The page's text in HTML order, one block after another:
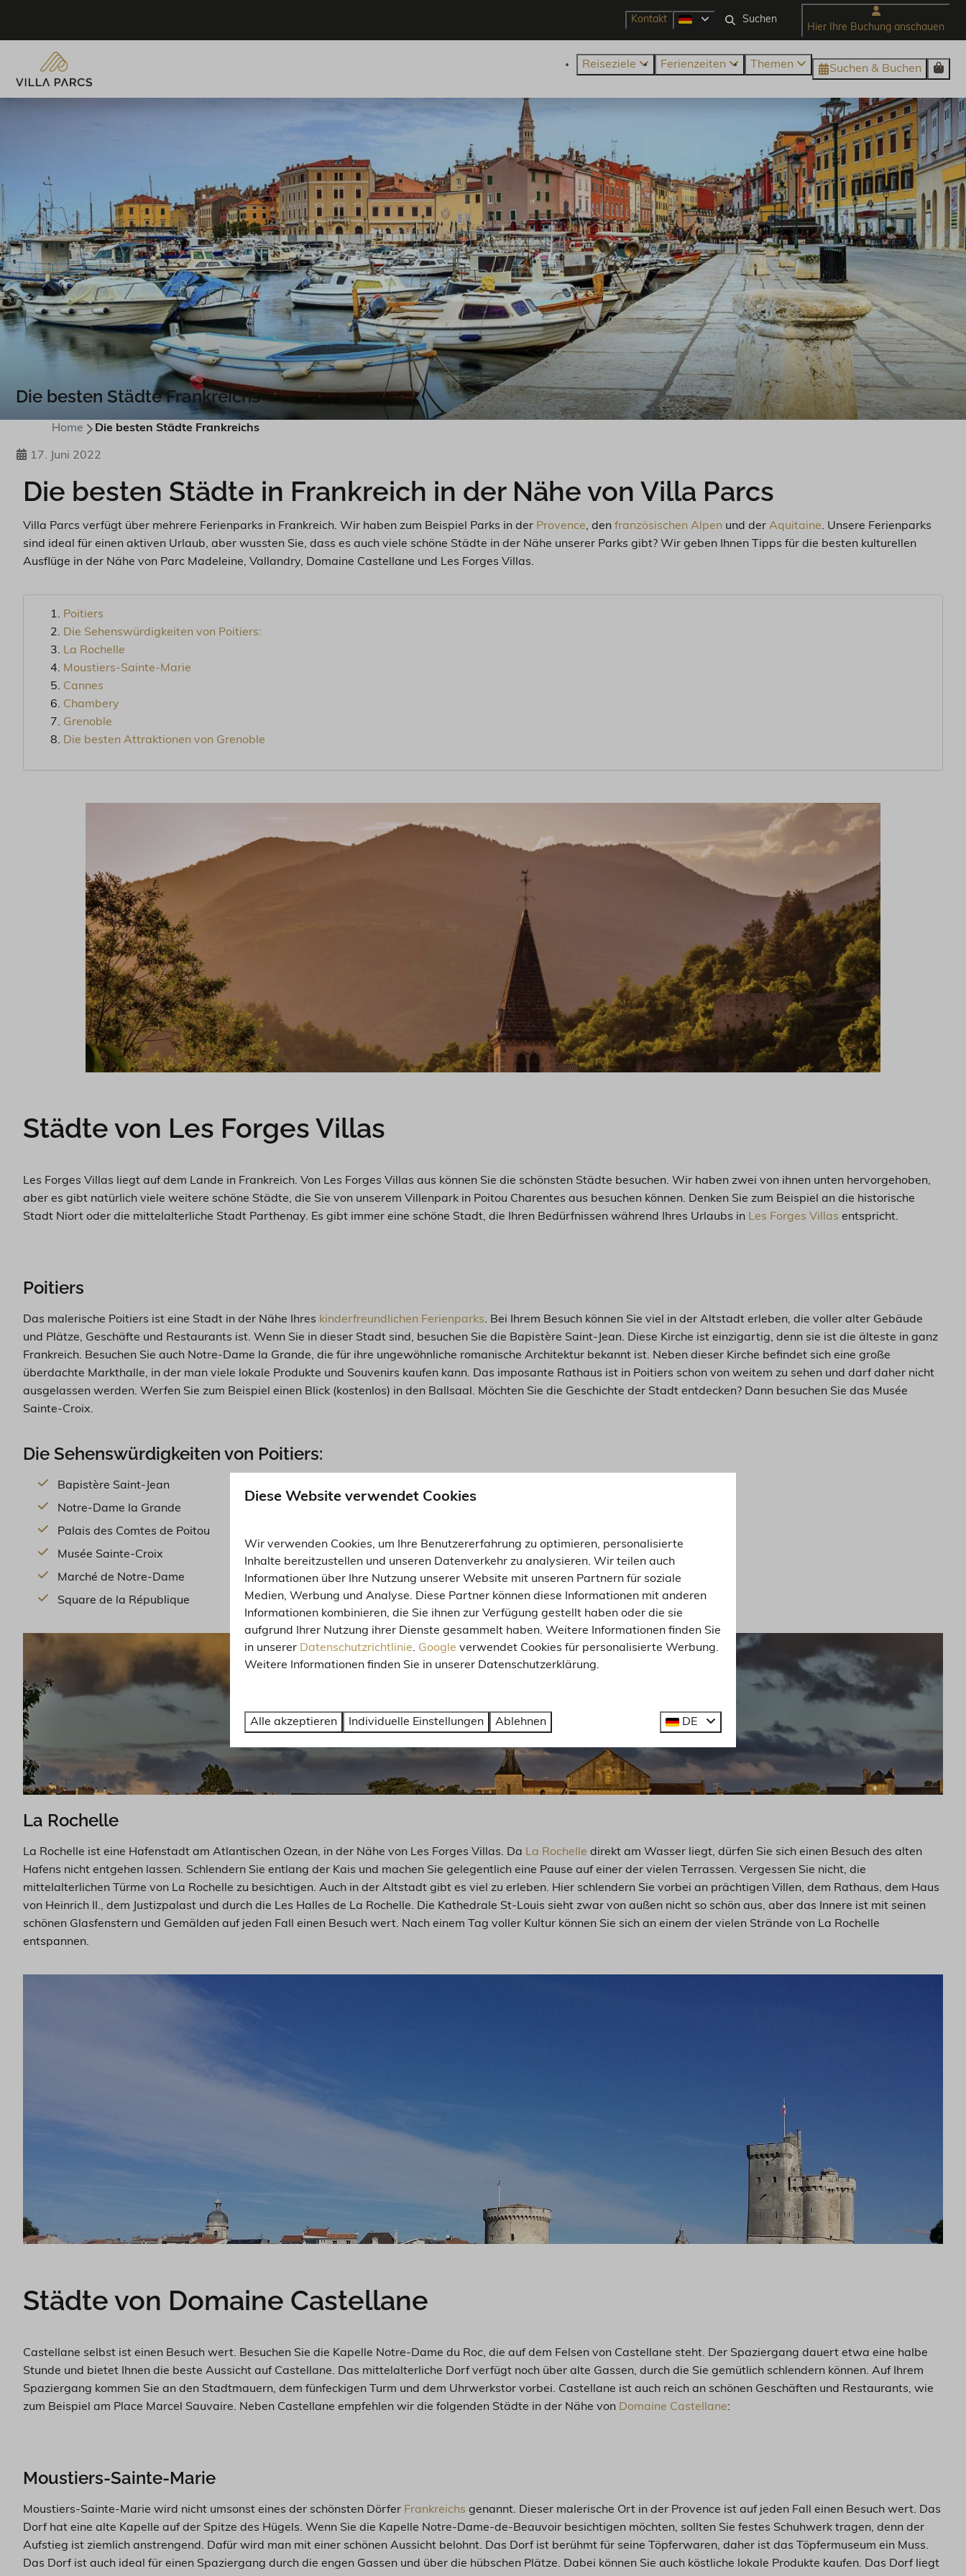
Kontakt
Hier Ihre Buchung anschauen
Reiseziele Ferienzeiten Themen Suchen & Buchen
Die besten Städte Frankreichs
Home Die besten Städte Frankreichs
17. Juni 2022
Die besten Städte in Frankreich in der Nähe von Villa Parcs
Villa Parcs verfügt über mehrere Ferienparks in Frankreich. Wir haben zum Beispiel Parks in der Provence, denfranzösischen Alpen und derAquitaine. Unsere Ferienparks
sind ideal für einen aktiven Urlaub, aber wussten Sie, dass es auch viele schöne Städte in der Nähe unserer Parks gibt? Wir geben Ihnen Tipps für die besten kulturellen
Ausflüge in der Nähe von Parc Madeleine, Vallandry, Domaine Castellane und Les Forges Villas.
Poitiers
Die Sehenswürdigkeiten von Poitiers:
La Rochelle
Moustiers-Sainte-Marie
Cannes
Chambery
Grenoble
Die besten Attraktionen von Grenoble
Städte von Les Forges Villas
Les Forges Villas liegt auf dem Lande in Frankreich. Von Les Forges Villas aus können Sie die schönsten Städte besuchen. Wir haben zwei von ihnen unten hervorgehoben,
aber es gibt natürlich viele weitere schöne Städte, die Sie von unserem Villenpark in Poitou Charentes aus besuchen können. Denken Sie zum Beispiel an die historische
Stadt Niort oder die mittelalterliche Stadt Parthenay. Es gibt immer eine schöne Stadt, die Ihren Bedürfnissen während Ihres Urlaubs in Les Forges Villasentspricht.
Poitiers
Das malerische Poitiers ist eine Stadt in der Nähe Ihres kinderfreundlichen Ferienparks. Bei Ihrem Besuch können Sie viel in der Altstadt erleben, die voller alter Gebäude
und Plätze, Geschäfte und Restaurants ist. Wenn Sie in dieser Stadt sind, besuchen Sie die Bapistère Saint-Jean. Diese Kirche ist einzigartig, denn sie ist die älteste in ganz
Frankreich. Besuchen Sie auch Notre-Dame la Grande, die für ihre ungewöhnliche romanische Architektur bekannt ist. Neben dieser Kirche befindet sich eine große
überdachte Markthalle, in der man viele lokale Produkte und Souvenirs kaufen kann. Das imposante Rathaus ist in Poitiers schon von weitem zu sehen und darf daher nicht
ausgelassen werden. Werfen Sie zum Beispiel einen Blick (kostenlos) in den Ballsaal. Möchten Sie die Geschichte der Stadt entdecken? Dann besuchen Sie das Musée
Sainte-Croix.
Die Sehenswürdigkeiten von Poitiers:
Bapistère Saint-Jean
Notre-Dame la Grande
Palais des Comtes de Poitou
Musée Sainte-Croix
Marché de Notre-Dame
Square de la République
La Rochelle
La Rochelle ist eine Hafenstadt am Atlantischen Ozean, in der Nähe von Les Forges Villas. Da La Rochelle direkt am Wasser liegt, dürfen Sie sich einen Besuch des alten
Hafens nicht entgehen lassen. Schlendern Sie entlang der Kais und machen Sie gelegentlich eine Pause auf einer der vielen Terrassen. Vergessen Sie nicht, die
mittelalterlichen Türme von La Rochelle zu besichtigen. Auch in der Altstadt gibt es viel zu erleben. Hier schlendern Sie vorbei an prächtigen Villen, dem Rathaus, dem Haus
von Heinrich II., dem Justizpalast und durch die Les Halles de La Rochelle. Die Kathedrale St-Louis sieht zwar von außen nicht so schön aus, aber das Innere ist mit seinen
schönen Glasfenstern und Gemälden auf jeden Fall einen Besuch wert. Nach einem Tag voller Kultur können Sie sich an einem der vielen Strände von La Rochelle
entspannen.
Städte von Domaine Castellane
Castellane selbst ist einen Besuch wert. Besuchen Sie die Kapelle Notre-Dame du Roc, die auf dem Felsen von Castellane steht. Der Spaziergang dauert etwa eine halbe
Stunde und bietet Ihnen die beste Aussicht auf Castellane. Das mittelalterliche Dorf verfügt noch über alte Gassen, durch die Sie gemütlich schlendern können. Auf Ihrem
Spaziergang kommen Sie an den Stadtmauern, dem fünfeckigen Turm und dem Uhrwerkstor vorbei. Castellane ist auch reich an schönen Geschäften und Restaurants, wie
zum Beispiel am Place Marcel Sauvaire. Neben Castellane empfehlen wir die folgenden Städte in der Nähe von Domaine Castellane:
Moustiers-Sainte-Marie
Moustiers-Sainte-Marie wird nicht umsonst eines der schönsten Dörfer Frankreichs genannt. Dieser malerische Ort in der Provence ist auf jeden Fall einen Besuch wert. Das
Dorf hat eine alte Kapelle auf der Spitze des Hügels. Wenn Sie die Kapelle Notre-Dame-de-Beauvoir besichtigen möchten, sollten Sie festes Schuhwerk tragen, denn der
Aufstieg ist ziemlich anstrengend. Dafür wird man mit einer schönen Aussicht belohnt. Das Dorf ist berühmt für seine Töpferwaren, daher ist das Töpfermuseum ein Muss.
Das Dorf ist auch ideal für einen Spaziergang durch die engen Gassen und über die hübschen Plätze. Dabei können Sie auch köstliche lokale Produkte kaufen. Das Dorf liegt
Diese Website verwendet Cookies
Wir verwenden Cookies, um Ihre Benutzererfahrung zu optimieren, personalisierte
Inhalte bereitzustellen und unseren Datenverkehr zu analysieren. Wir teilen auch
Informationen über Ihre Nutzung unserer Website mit unseren Partnern für soziale
Medien, Werbung und Analyse. Diese Partner können diese Informationen mit anderen
Informationen kombinieren, die Sie ihnen zur Verfügung gestellt haben oder die sie
aufgrund Ihrer Nutzung ihrer Dienste gesammelt haben. Weitere Informationen finden Sie
in unserer Datenschutzrichtlinie. Google verwendet Cookies für personalisierte Werbung.
Weitere Informationen finden Sie in unserer Datenschutzerklärung.
Alle akzeptieren Individuelle Einstellungen Ablehnen DE